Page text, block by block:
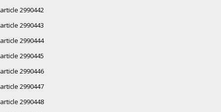
article 2990442
article 2990443
article 2990444
article 2990445
article 2990446
article 2990447
article 2990448